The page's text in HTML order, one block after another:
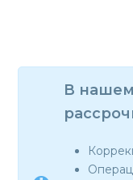
В